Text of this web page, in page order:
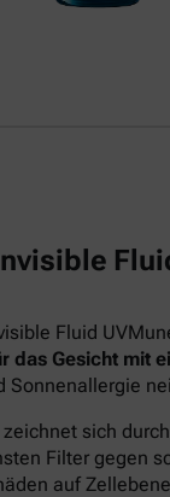
Fluid
das Gesicht mit
Sonnenallergie
sich
Filter gegen
auf